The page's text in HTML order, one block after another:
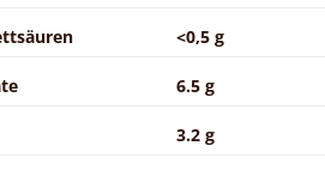
<0,5 g
6.5 g
3.2 g